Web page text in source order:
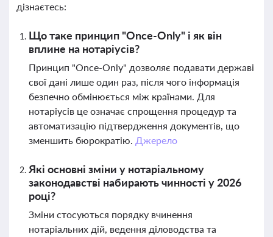
дізнаєтесь:
Що таке принцип "Once-Only" і як він
вплине на нотаріусів?
Принцип "Once-Only" дозволяє подавати державі
свої дані лише один раз, після чого інформація
безпечно обмінюється між країнами. Для
нотаріусів це означає спрощення процедур та
автоматизацію підтвердження документів, що
зменшить бюрократію. Джерело
Які основні зміни у нотаріальному
законодавстві набирають чинності у 2026
році?
Зміни стосуються порядку вчинення
нотаріальних дій, ведення діловодства та